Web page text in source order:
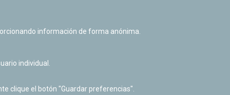
información de forma anónima.
individual.
clique el botón "Guardar preferencias".